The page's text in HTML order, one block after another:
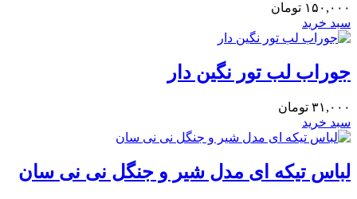
۱۵۰,۰۰۰ تومان
سبد خرید
جوراب لب تور نگین دار
۳۱,۰۰۰ تومان
سبد خرید
لباس تیکه ای مدل شیر و جنگل نی نی سان